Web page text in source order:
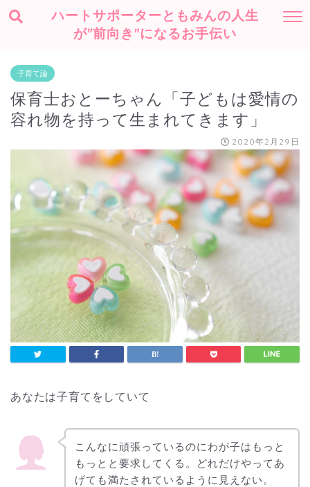
ハートサポーターともみんの人生
が"前向き"になるお手伝い
子育て論
保育士おとーちゃん「子どもは愛情の
容れ物を持って生まれてきます」
2020年2月29日
あなたは子育てをしていて
こんなに頑張っているのにわが子はもっと
もっとと要求してくる。どれだけやってあ
げても満たされているように見えない。